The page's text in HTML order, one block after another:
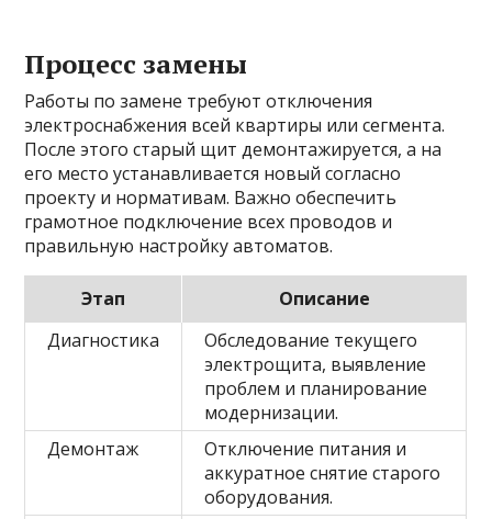
Процесс замены
Работы по замене требуют отключения
электроснабжения всей квартиры или сегмента.
После этого старый щит демонтажируется, а на
его место устанавливается новый согласно
проекту и нормативам. Важно обеспечить
грамотное подключение всех проводов и
правильную настройку автоматов.
Этап
Описание
Диагностика
Обследование текущего
электрощита, выявление
проблем и планирование
модернизации.
Демонтаж
Отключение питания и
аккуратное снятие старого
оборудования.